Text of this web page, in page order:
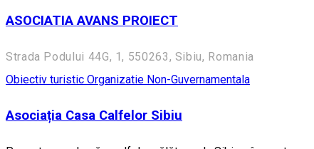
ASOCIATIA AVANS PROIECT
Strada Podului 44G, 1, 550263, Sibiu, Romania
Obiectiv turistic Organizatie Non-Guvernamentala
Asociația Casa Calfelor Sibiu